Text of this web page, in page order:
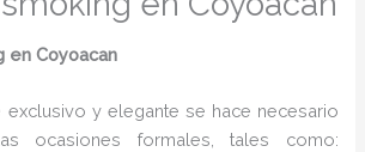
en Coyoacan
exclusivo y elegante se hace necesario
ocasiones formales, tales como: